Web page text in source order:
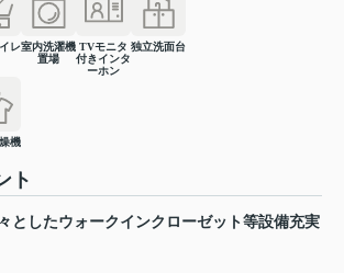
レ室内洗濯機
置場
TVモニタ
付きインタ
ーホン
独立洗面台
機
ト
としたウォークインクローゼット等設備充実